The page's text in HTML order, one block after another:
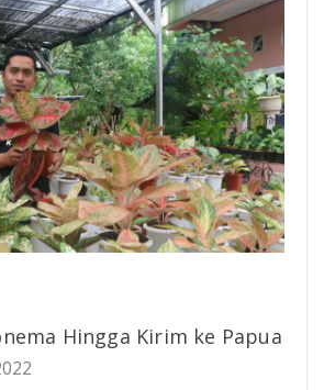
Hingga Kirim ke Papua